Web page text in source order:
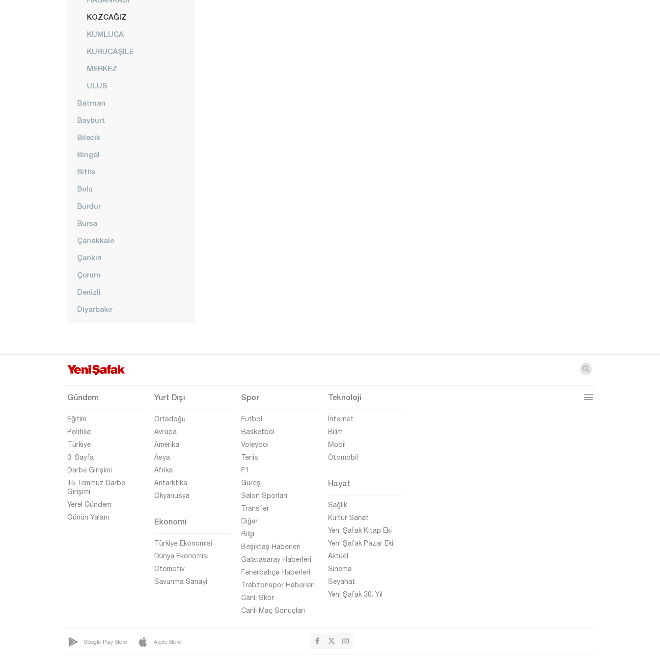
KOZCAĞIZ
KUMLUCA
KURUCAŞİLE
MERKEZ
ULUS
Batman
Bayburt
Bilecik
Bingöl
Bitlis
Bolu
Burdur
Bursa
Çanakkale
Çankırı
Çorum
Denizli
Diyarbakır
Erzincan
Erzurum
Gaziantep
Giresun
Gümüşhane
Hakkari
Hatay
Iğdır
Kırıkkale
Gündem
Eğitim
Politika
Türkiye
3. Sayfa
Darbe Girişimi
15 Temmuz Darbe
Girişimi
Yerel Gündem
Günün Yalanı
Yurt Dışı
Ortadoğu
Avrupa
Amerika
Asya
Afrika
Antarktika
Okyanusya
Ekonomi
Türkiye Ekonomisi
Dünya Ekonomisi
Otomotiv
Savunma Sanayi
Spor
Futbol
Basketbol
Voleybol
Tenis
F1
Güreş
Salon Sporları
Transfer
Diğer
Bilgi
Beşiktaş Haberleri
Galatasaray Haberleri
Fenerbahçe Haberleri
Trabzonspor Haberleri
Canlı Skor
Canlı Maç Sonuçları
Teknoloji
İnternet
Bilim
Mobil
Otomobil
Hayat
Sağlık
Kültür Sanat
Yeni Şafak Kitap Eki
Yeni Şafak Pazar Eki
Aktüel
Sinema
Seyahat
Yeni Şafak 30. Yıl
Google Play Store Apple Store